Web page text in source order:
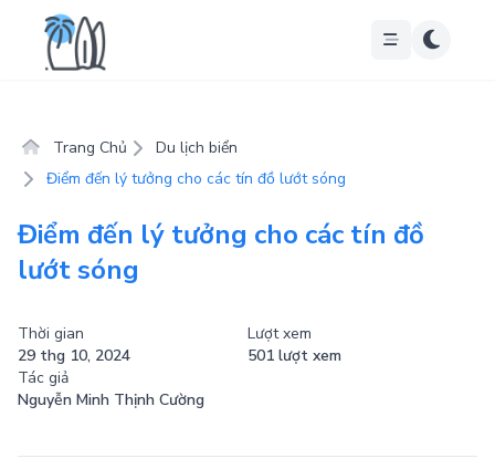
Trang Chủ
Du lịch biển
Điểm đến lý tưởng cho các tín đồ lướt sóng
Điểm đến lý tưởng cho các tín đồ
lướt sóng
Thời gian
29 thg 10, 2024
Lượt xem
501 lượt xem
Tác giả
Nguyễn Minh Thịnh Cường